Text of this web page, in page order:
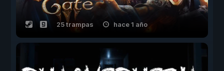
25 trampas hace 1 año